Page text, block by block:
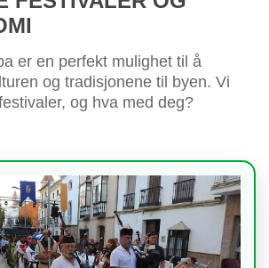
er en perfekt mulighet til å
og tradisjonene til byen. Vi
og hva med deg?